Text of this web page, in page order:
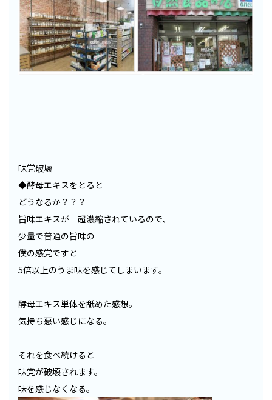
味覚破壊
◆酵母エキスをとると
どうなるか？？？
旨味エキスが 超濃縮されているので、
少量で普通の旨味の
僕の感覚ですと
5倍以上のうま味を感じてしまいます。
酵母エキス単体を舐めた感想。
気持ち悪い感じになる。
それを食べ続けると
味覚が破壊されます。
味を感じなくなる。